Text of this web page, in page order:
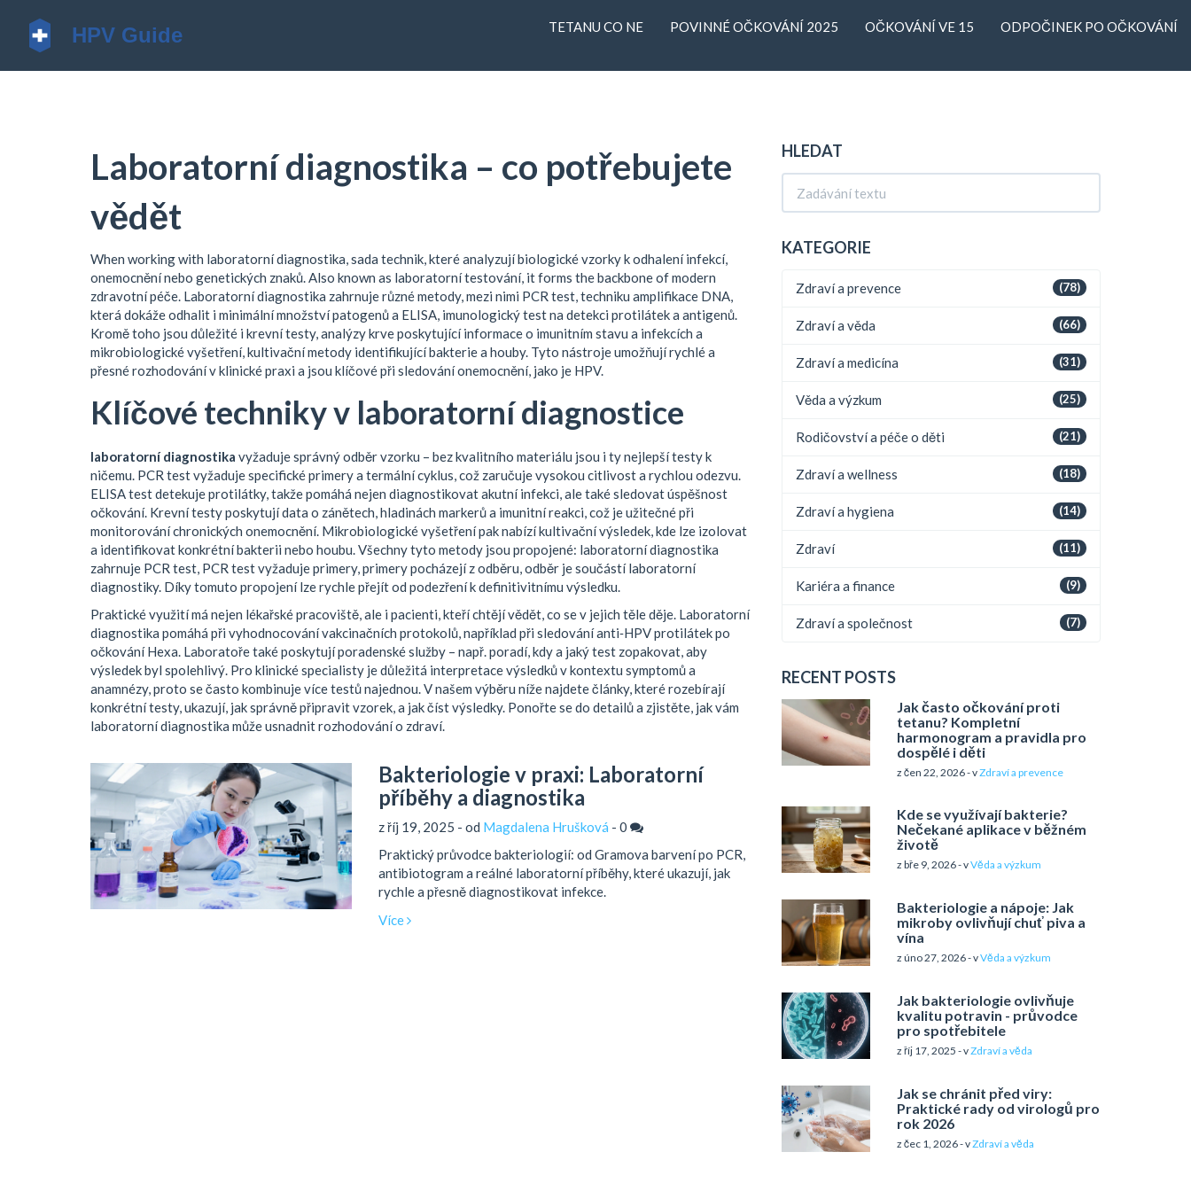
TETANU CO NE POVINNÉ OČKOVÁNÍ 2025 OČKOVÁNÍ VE 15 ODPOČINEK PO OČKOVÁNÍ
Laboratorní diagnostika – co potřebujete
vědět
When working with laboratorní diagnostika,sada technik, které analyzují biologické vzorky k odhalení infekcí,
onemocnění nebo genetických znaků. Also known as laboratorní testování, it forms the backbone of modern
zdravotní péče. Laboratorní diagnostika zahrnuje různé metody, mezi nimi PCR test,techniku amplifikace DNA,
která dokáže odhalit i minimální množství patogenůa ELISA, imunologický test na detekci protilátek a antigenů.
Kromě toho jsou důležité i krevní testy,analýzy krve poskytující informace o imunitním stavu a infekcích a
mikrobiologické vyšetření,kultivační metody identifikující bakterie a houby. Tyto nástroje umožňují rychlé a
přesné rozhodování v klinické praxi a jsou klíčové při sledování onemocnění, jako je HPV.
Klíčové techniky v laboratorní diagnostice
laboratorní diagnostika vyžaduje správný odběr vzorku – bez kvalitního materiálu jsou i ty nejlepší testy k
ničemu. PCR test vyžaduje specifické primery a termální cyklus, což zaručuje vysokou citlivost a rychlou odezvu.
ELISA test detekuje protilátky, takže pomáhá nejen diagnostikovat akutní infekci, ale také sledovat úspěšnost
očkování. Krevní testy poskytují data o zánětech, hladinách markerů a imunitní reakci, což je užitečné při
monitorování chronických onemocnění. Mikro­biologické vyšetření pak nabízí kultivační výsledek, kde lze izolovat
a identifikovat konkrétní bakterii nebo houbu. Všechny tyto metody jsou propojené: laboratorní diagnostika
zahrnuje PCR test, PCR test vyžaduje primery, primery pocházejí z odběru, odběr je součástí laboratorní
diagnostiky. Díky tomuto propojení lze rychle přejít od podezření k definitivitnímu výsledku.
Praktické využití má nejen lékařské pracoviště, ale i pacienti, kteří chtějí vědět, co se v jejich těle děje. Laboratorní
diagnostika pomáhá při vyhodnocování vakcinačních protokolů, například při sledování anti‑HPV protilátek po
očkování Hexa. Laboratoře také poskytují poradenské služby – např. poradí, kdy a jaký test zopakovat, aby
výsledek byl spolehlivý. Pro klinické specialisty je důležitá interpretace výsledků v kontextu symptomů a
anamnézy, proto se často kombinuje více testů najednou. V našem výběru níže najdete články, které rozebírají
konkrétní testy, ukazují, jak správně připravit vzorek, a jak číst výsledky. Ponořte se do detailů a zjistěte, jak vám
laboratorní diagnostika může usnadnit rozhodování o zdraví.
Bakteriologie v praxi: Laboratorní
příběhy a diagnostika
z říj 19, 2025 - od Magdalena Hrušková - 0
Praktický průvodce bakteriologií: od Gramova barvení po PCR,
antibiotogram a reálné laboratorní příběhy, které ukazují, jak
rychle a přesně diagnostikovat infekce.
Více
HLEDAT
KATEGORIE
(78)
Zdraví a prevence
(66)
Zdraví a věda
(31)
Zdraví a medicína
(25)
Věda a výzkum
(21)
Rodičovství a péče o děti
(18)
Zdraví a wellness
(14)
Zdraví a hygiena
(11)
Zdraví
(9)
Kariéra a finance
(7)
Zdraví a společnost
RECENT POSTS
Jak často očkování proti
tetanu? Kompletní
harmonogram a pravidla pro
dospělé i děti
z čen 22, 2026 - vZdraví a prevence
Kde se využívají bakterie?
Nečekané aplikace v běžném
životě
z bře 9, 2026 - vVěda a výzkum
Bakteriologie a nápoje: Jak
mikroby ovlivňují chuť piva a
vína
z úno 27, 2026 - vVěda a výzkum
Jak bakteriologie ovlivňuje
kvalitu potravin - průvodce
pro spotřebitele
z říj 17, 2025 - vZdraví a věda
Jak se chránit před viry:
Praktické rady od virologů pro
rok 2026
z čec 1, 2026 - vZdraví a věda